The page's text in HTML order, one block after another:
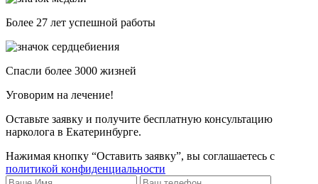
Более 27 лет успешной работы
Спасли более 3000 жизней
Уговорим на лечение!
Оставьте заявку и получите бесплатную консультацию
нарколога в Екатеринбурге.
Нажимая кнопку “Оставить заявку”, вы соглашаетесь с
политикой конфиденциальности